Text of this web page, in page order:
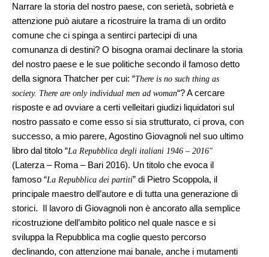
Narrare la storia del nostro paese, con serietà, sobrietà e
attenzione può aiutare a ricostruire la trama di un ordito
comune che ci spinga a sentirci partecipi di una
comunanza di destini? O bisogna oramai declinare la storia
del nostro paese e le sue politiche secondo il famoso detto
della signora Thatcher per cui: “There is no such thing as
society. There are only individual men ad woman“? A cercare
risposte e ad ovviare a certi velleitari giudizi liquidatori sul
nostro passato e come esso si sia strutturato, ci prova, con
successo, a mio parere, Agostino Giovagnoli nel suo ultimo
libro dal titolo “La Repubblica degli italiani 1946 – 2016″
(Laterza – Roma – Bari 2016). Un titolo che evoca il
famoso “La Repubblica dei partiti” di Pietro Scoppola, il
principale maestro dell’autore e di tutta una generazione di
storici. Il lavoro di Giovagnoli non è ancorato alla semplice
ricostruzione dell’ambito politico nel quale nasce e si
sviluppa la Repubblica ma coglie questo percorso
declinando, con attenzione mai banale, anche i mutamenti